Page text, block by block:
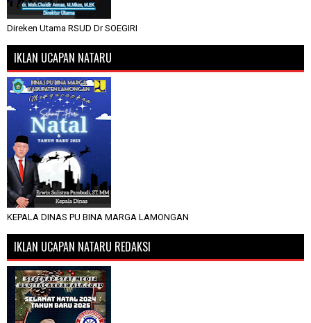
Direken Utama RSUD Dr SOEGIRI
IKLAN UCAPAN NATARU
KEPALA DINAS PU BINA MARGA LAMONGAN
IKLAN UCAPAN NATARU REDAKSI